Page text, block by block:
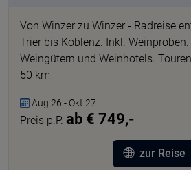
Von Winzer zu Winzer - Radreise
Trier bis Koblenz. Inkl.
Weingütern und Weinhotels.
50 km
Aug 26 - Okt 27
Preis p.P. ab € 749,-
zur Reise